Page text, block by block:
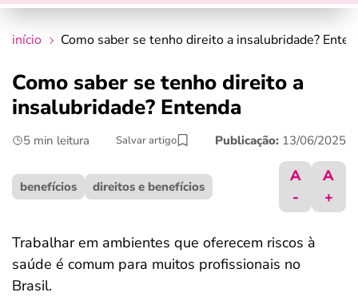
crédito fácil
últimas notícias
ferramentas
início Como saber se tenho direito a insalubridade?
Como saber se tenho direito a
insalubridade? Entenda
5 min leitura Salvar artigo Publicação: 13/06/2025
benefícios direitos e benefícios
A
-
A
+
Trabalhar em ambientes que oferecem riscos à
saúde é comum para muitos profissionais no
Brasil.